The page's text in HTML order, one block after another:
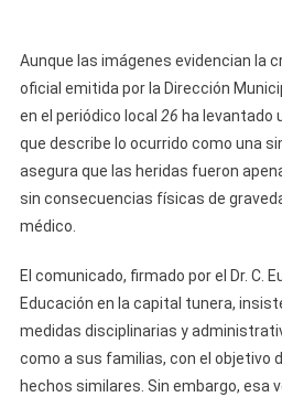
Tunas
Aunque las imágenes evidencian la
oficial emitida por la Dirección
en el periódico local 26 ha levantado
que describe lo ocurrido como una
asegura que las heridas fueron
sin consecuencias físicas de
médico.
El comunicado, firmado por el Dr. C.
Educación en la capital tunera,
medidas disciplinarias y
como a sus familias, con el objetivo
hechos similares. Sin embargo, esa